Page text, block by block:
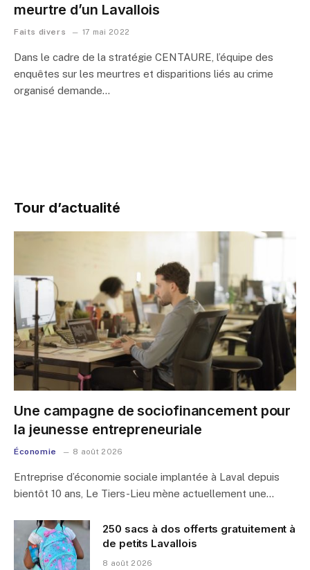
meurtre d’un Lavallois
Faits divers 17 mai 2022
Dans le cadre de la stratégie CENTAURE, l’équipe des
enquêtes sur les meurtres et disparitions liés au crime
organisé demande…
Tour d’actualité
Une campagne de sociofinancement pour
la jeunesse entrepreneuriale
Économie 8 août 2026
Entreprise d’économie sociale implantée à Laval depuis
bientôt 10 ans, Le Tiers-Lieu mène actuellement une…
250 sacs à dos offerts gratuitement à
de petits Lavallois
8 août 2026